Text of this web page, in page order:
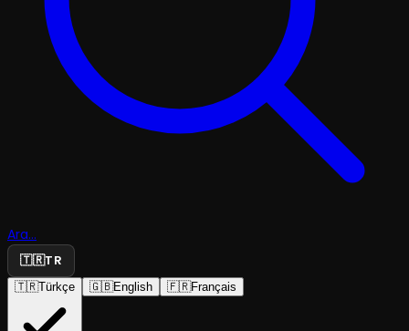
Ara...
🇹🇷TR
🇹🇷Türkçe 🇬🇧English 🇫🇷Français